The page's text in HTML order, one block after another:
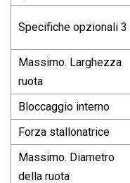
Specifiche opzionali 3
Massimo. Larghezza
ruota
Bloccaggio interno
Forza stallonatrice
Massimo. Diametro
della ruota